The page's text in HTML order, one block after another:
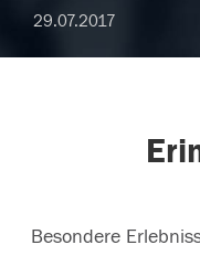
29.07.2017
Besondere